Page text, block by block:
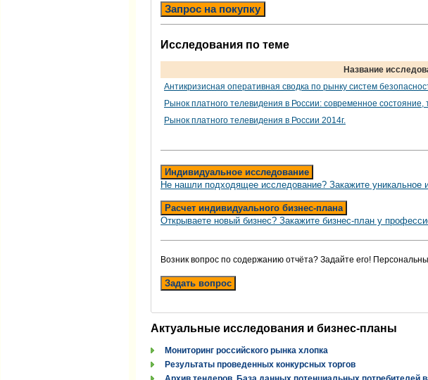
Запрос на покупку
Исследования по теме
Название
Антикризисная оперативная сводка по рынку систем
Рынок платного телевидения в России: современное
Рынок платного телевидения в России 2014г.
Индивидуальное исследование
Не нашли подходящее исследование? Закажите уникальное
Расчет индивидуального бизнес-плана
Открываете новый бизнес? Закажите бизнес-план у
Возник вопрос по содержанию отчёта? Задайте его!
Задать вопрос
Актуальные исследования и бизнес-планы
Мониторинг российского рынка хлопка
Результаты проведенных конкурсных торгов